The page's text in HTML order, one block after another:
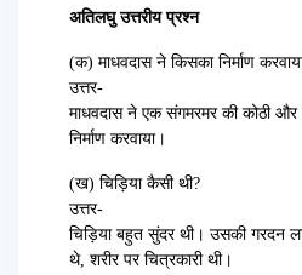
अतिलघु उत्तरीय प्रश्न
(क) माधवदास ने किसका निर्माण
उत्तर-
माधवदास ने एक संगमरमर की कोठी
निर्माण करवाया।
(ख) चिड़िया कैसी थी?
उत्तर-
चिड़िया बहुत सुंदर थी। उसकी गरदन
थे, शरीर पर चित्रकारी थी।